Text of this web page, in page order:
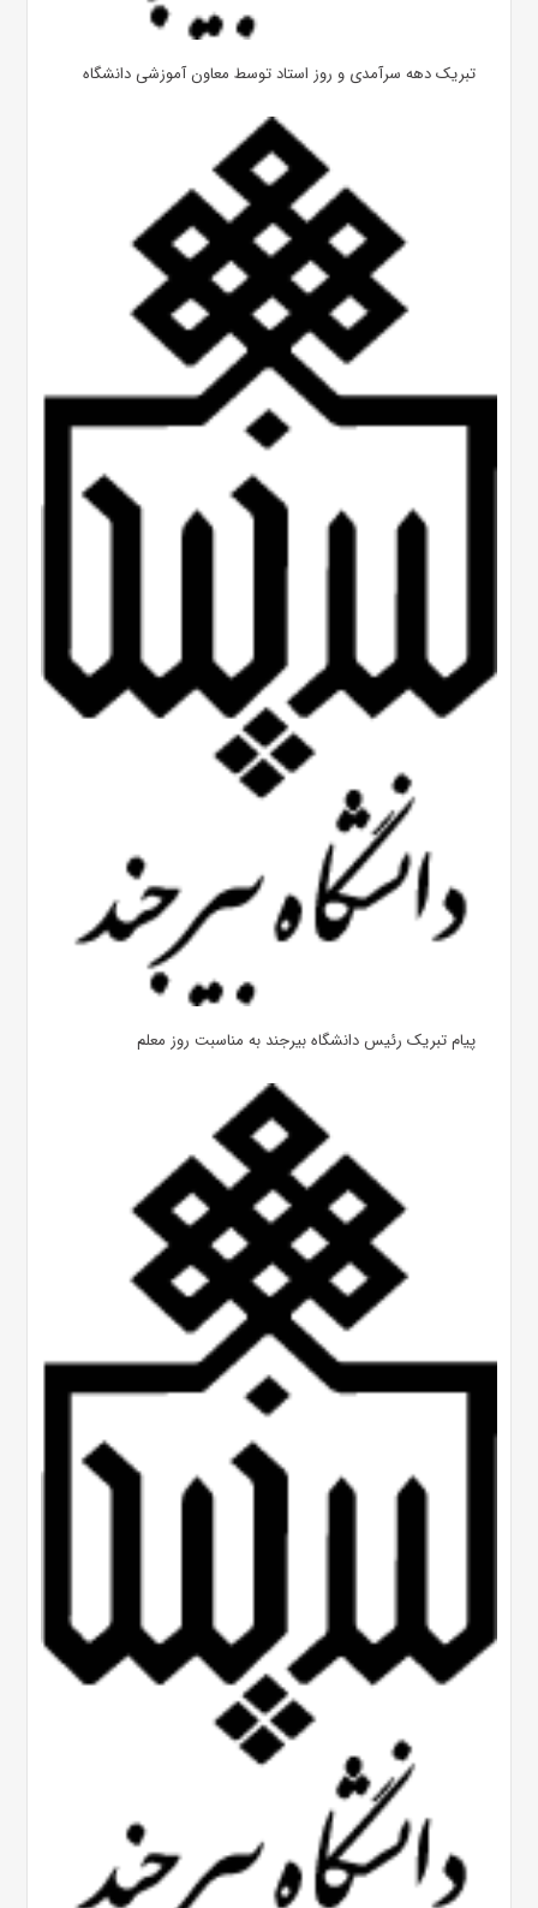
تبریک دهه سرآمدی و روز استاد توسط معاون آموزشی دانشگاه
پیام تبریک رئیس دانشگاه بیرجند به مناسبت روز معلم